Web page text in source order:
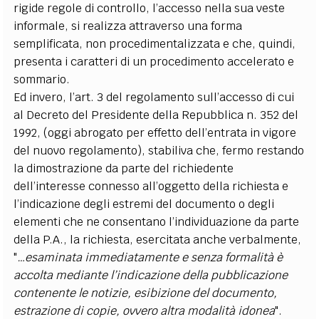
rigide regole di controllo, l’accesso nella sua veste
informale, si realizza attraverso una forma
semplificata, non procedimentalizzata e che, quindi,
presenta i caratteri di un procedimento accelerato e
sommario.
Ed invero, l’art. 3 del regolamento sull’accesso di cui
al Decreto del Presidente della Repubblica n. 352 del
1992, (oggi abrogato per effetto dell’entrata in vigore
del nuovo regolamento), stabiliva che, fermo restando
la dimostrazione da parte del richiedente
dell’interesse connesso all’oggetto della richiesta e
l’indicazione degli estremi del documento o degli
elementi che ne consentano l’individuazione da parte
della P.A., la richiesta, esercitata anche verbalmente,
"…esaminata immediatamente e senza formalità è
accolta mediante l’indicazione della pubblicazione
contenente le notizie, esibizione del documento,
estrazione di copie, ovvero altra modalità idonea".